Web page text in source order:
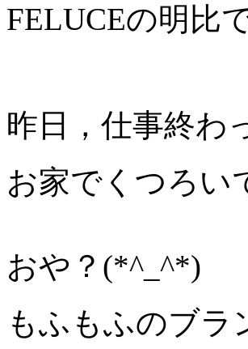
FELUCEの明比
昨日，仕事終わ
お家でくつろい
おや？(*^_^*)
もふもふのブラ